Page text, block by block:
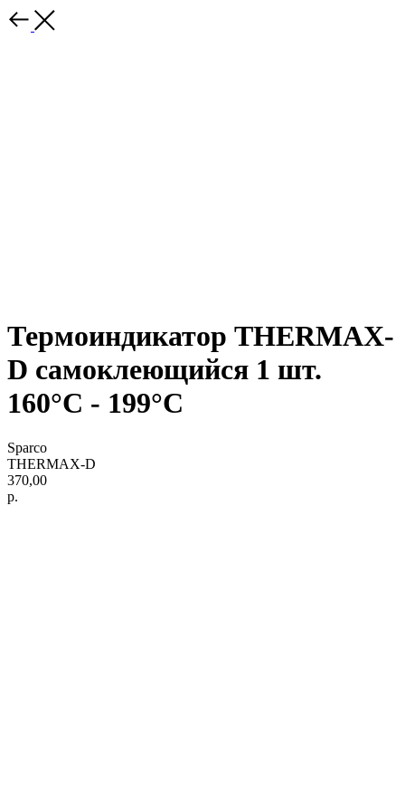
Термоиндикатор THERMAX-
D самоклеющийся 1 шт.
160°С - 199°С
Sparco
THERMAX-D
370,00
р.